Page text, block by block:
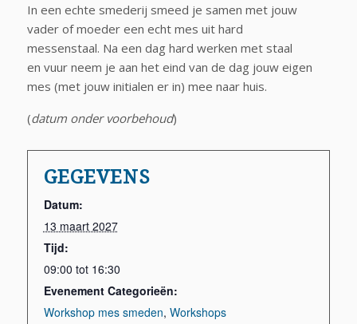
In een echte smederij smeed je samen met jouw
vader of moeder een echt mes uit hard
messenstaal. Na een dag hard werken met staal
en vuur neem je aan het eind van de dag jouw eigen
mes (met jouw initialen er in) mee naar huis.
(datum onder voorbehoud)
GEGEVENS
Datum:
13 maart 2027
Tijd:
09:00 tot 16:30
Evenement Categorieën:
Workshop mes smeden, Workshops